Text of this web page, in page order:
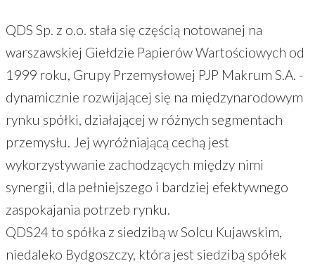
QDS Sp. z o.o. stała się częścią notowanej na
warszawskiej Giełdzie Papierów Wartościowych od
1999 roku, Grupy Przemysłowej PJP Makrum S.A. -
dynamicznie rozwijającej się na międzynarodowym
rynku spółki, działającej w różnych segmentach
przemysłu. Jej wyróżniającą cechą jest
wykorzystywanie zachodzących między nimi
synergii, dla pełniejszego i bardziej efektywnego
zaspokajania potrzeb rynku.
QDS24 to spółka z siedzibą w Solcu Kujawskim,
niedaleko Bydgoszczy, która jest siedzibą spółek